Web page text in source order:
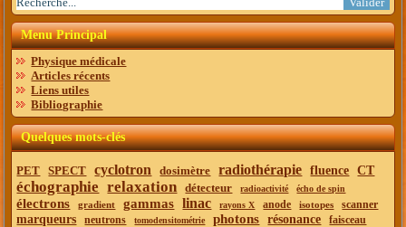
Menu Principal
Physique médicale
Articles récents
Liens utiles
Bibliographie
Quelques mots-clés
PET SPECT cyclotron dosimètre radiothérapie fluence CT
échographie relaxation détecteur radioactivité écho de spin
électrons gradient gammas linac rayons X anode isotopes scanner
marqueurs neutrons tomodensitométrie photons résonance
faisceau